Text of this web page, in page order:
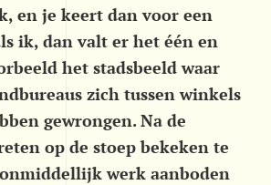
en je keert dan voor een
ik, dan valt er het één en
het stadsbeeld waar
zich tussen winkels
gewrongen. Na de
op de stoep bekeken te
werk aanboden